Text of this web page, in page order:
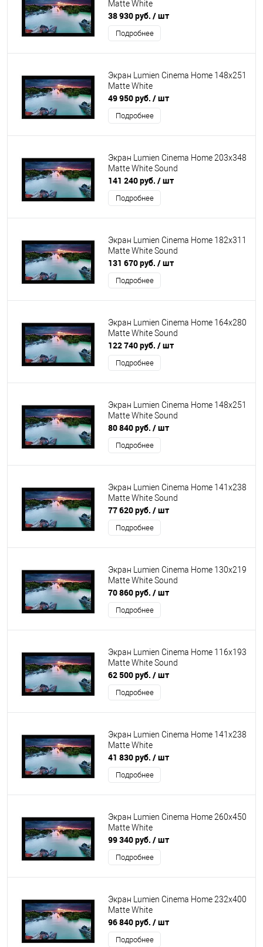
Matte White
38 930 руб. / шт
Подробнее
Экран Lumien Cinema Home 148x251
Matte White
49 950 руб. / шт
Подробнее
Экран Lumien Cinema Home 203x348
Matte White Sound
141 240 руб. / шт
Подробнее
Экран Lumien Cinema Home 182x311
Matte White Sound
131 670 руб. / шт
Подробнее
Экран Lumien Cinema Home 164x280
Matte White Sound
122 740 руб. / шт
Подробнее
Экран Lumien Cinema Home 148x251
Matte White Sound
80 840 руб. / шт
Подробнее
Экран Lumien Cinema Home 141x238
Matte White Sound
77 620 руб. / шт
Подробнее
Экран Lumien Cinema Home 130x219
Matte White Sound
70 860 руб. / шт
Подробнее
Экран Lumien Cinema Home 116x193
Matte White Sound
62 500 руб. / шт
Подробнее
Экран Lumien Cinema Home 141x238
Matte White
41 830 руб. / шт
Подробнее
Экран Lumien Cinema Home 260x450
Matte White
99 340 руб. / шт
Подробнее
Экран Lumien Cinema Home 232x400
Matte White
96 840 руб. / шт
Подробнее